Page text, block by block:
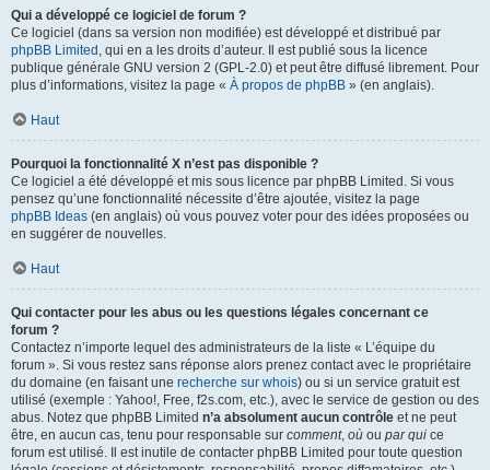
Qui a développé ce logiciel de forum ?
Ce logiciel (dans sa version non modifiée) est développé et distribué par
phpBB Limited , qui en a les droits d’auteur. Il est publié sous la licence
publique générale GNU version 2 (GPL-2.0) et peut être diffusé librement. Pour
plus d’informations, visitez la page « À propos de phpBB » (en anglais).
Haut
Pourquoi la fonctionnalité X n’est pas disponible ?
Ce logiciel a été développé et mis sous licence par phpBB Limited. Si vous
pensez qu’une fonctionnalité nécessite d’être ajoutée, visitez la page
phpBB Ideas (en anglais) où vous pouvez voter pour des idées proposées ou
en suggérer de nouvelles.
Haut
Qui contacter pour les abus ou les questions légales concernant ce
forum ?
Contactez n’importe lequel des administrateurs de la liste « L’équipe du
forum ». Si vous restez sans réponse alors prenez contact avec le propriétaire
du domaine (en faisant une recherche sur whois) ou si un service gratuit est
utilisé (exemple : Yahoo!, Free, f2s.com, etc.), avec le service de gestion ou des
abus. Notez que phpBB Limited n’a absolument aucun contrôle et ne peut
être, en aucun cas, tenu pour responsable sur comment, où ou par qui ce
forum est utilisé. Il est inutile de contacter phpBB Limited pour toute question